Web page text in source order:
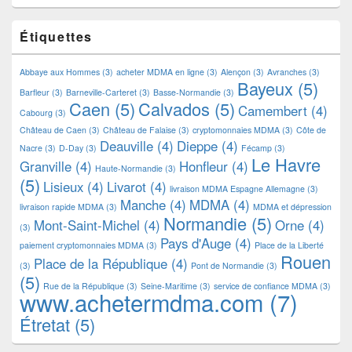
Étiquettes
Abbaye aux Hommes (3) acheter MDMA en ligne (3) Alençon (3) Avranches (3)
Barfleur (3) Barneville-Carteret (3) Basse-Normandie (3) Bayeux (5)
Cabourg (3) Caen (5)Calvados (5) Camembert (4)
Château de Caen (3) Château de Falaise (3) cryptomonnaies MDMA (3) Côte de
Nacre (3) D-Day (3) Deauville (4) Dieppe (4) Fécamp (3)
Granville (4) Haute-Normandie (3) Honfleur (4) Le Havre
(5) Lisieux (4) Livarot (4) livraison MDMA Espagne Allemagne (3)
livraison rapide MDMA (3) Manche (4) MDMA (4) MDMA et dépression
(3) Mont-Saint-Michel (4) Normandie (5) Orne (4)
paiement cryptomonnaies MDMA (3) Pays d'Auge (4) Place de la Liberté
(3) Place de la République (4) Pont de Normandie (3) Rouen
(5) Rue de la République (3) Seine-Maritime (3) service de confiance MDMA (3)
www.achetermdma.com (7)
Étretat (5)